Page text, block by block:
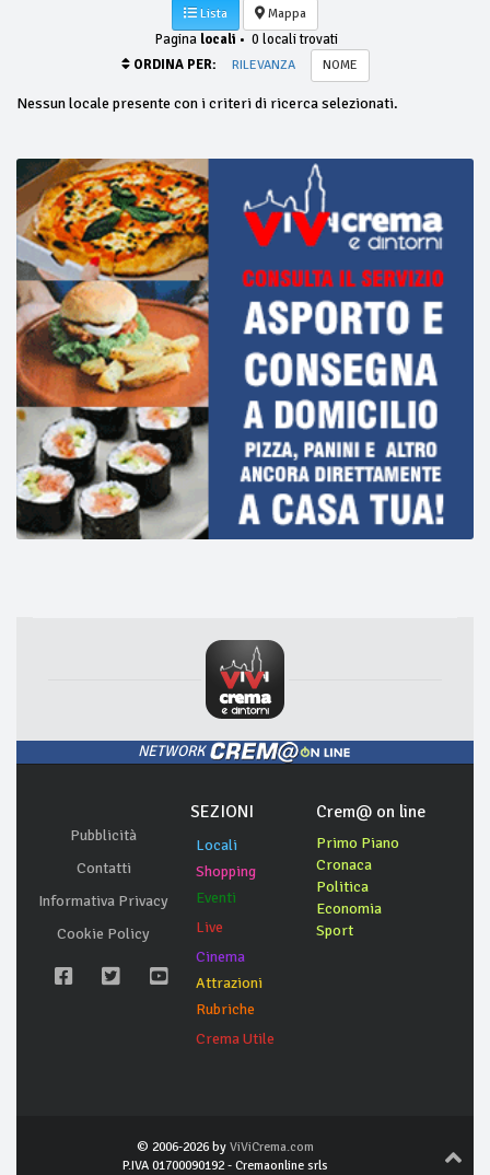
Lista Mappa
Pagina locali • 0 locali trovati
ORDINA PER:
RILEVANZA NOME
Nessun locale presente con i criteri di ricerca selezionati.
NETWORK
Pubblicità
Contatti
Informativa Privacy
Cookie Policy
SEZIONI
Locali
Shopping
Eventi
Live
Cinema
Attrazioni
Rubriche
Crema Utile
Crem@ on line
Primo Piano
Cronaca
Politica
Economia
Sport
© 2006-2026 by ViViCrema.com
P.IVA 01700090192 - Cremaonline srls